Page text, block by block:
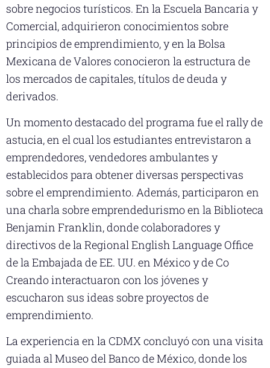
sobre negocios turísticos. En la Escuela Bancaria y
Comercial, adquirieron conocimientos sobre
principios de emprendimiento, y en la Bolsa
Mexicana de Valores conocieron la estructura de
los mercados de capitales, títulos de deuda y
derivados.
Un momento destacado del programa fue el rally de
astucia, en el cual los estudiantes entrevistaron a
emprendedores, vendedores ambulantes y
establecidos para obtener diversas perspectivas
sobre el emprendimiento. Además, participaron en
una charla sobre emprendedurismo en la Biblioteca
Benjamin Franklin, donde colaboradores y
directivos de la Regional English Language Office
de la Embajada de EE. UU. en México y de Co
Creando interactuaron con los jóvenes y
escucharon sus ideas sobre proyectos de
emprendimiento.
La experiencia en la CDMX concluyó con una visita
guiada al Museo del Banco de México, donde los